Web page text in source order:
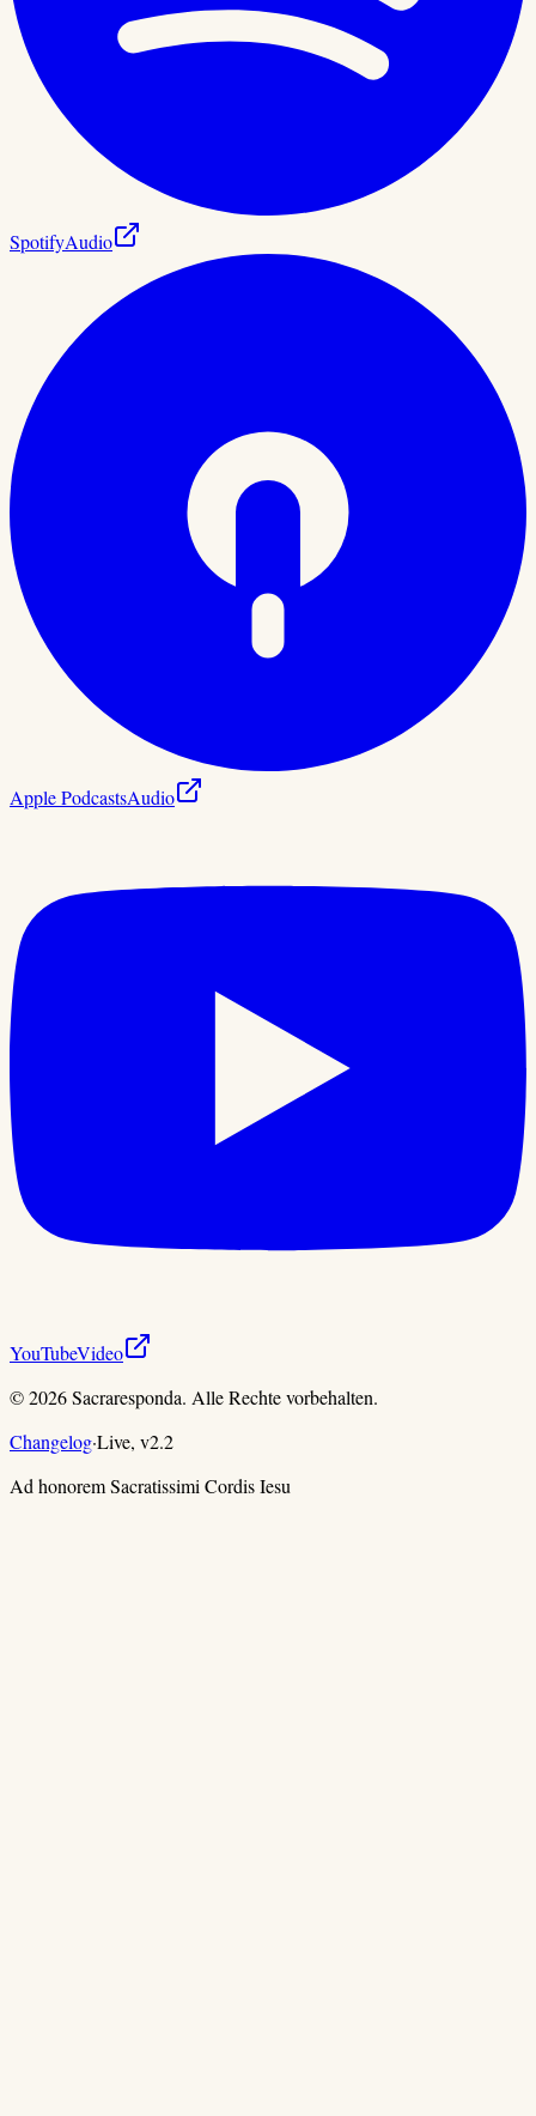
SpotifyAudio
Apple PodcastsAudio
YouTubeVideo
©2026Sacraresponda. Alle Rechte vorbehalten.
Changelog·Live, v2.2
Ad honorem Sacratissimi Cordis Iesu